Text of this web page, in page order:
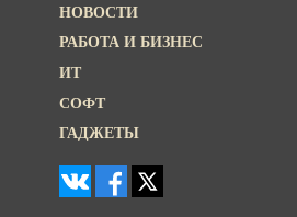
НОВОСТИ
РАБОТА И БИЗНЕС
ИТ
СОФТ
ГАДЖЕТЫ